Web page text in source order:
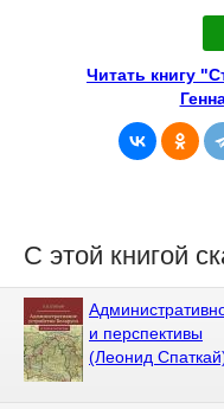
Читать книгу
С этой книгой
и перспективы
(Леонид